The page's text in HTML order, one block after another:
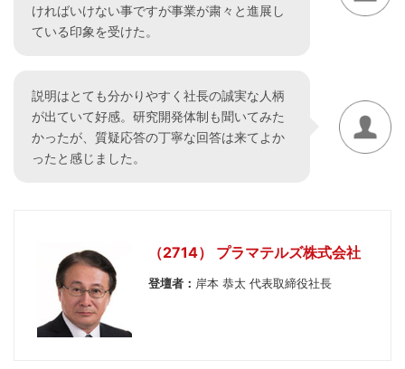
ければいけない事ですが事業が粛々と進展し
ている印象を受けた。
説明はとても分かりやすく社長の誠実な人柄
が出ていて好感。研究開発体制も聞いてみた
かったが、質疑応答の丁寧な回答は来てよか
ったと感じました。
（2714） プラマテルズ株式会社
登壇者： 岸本 恭太 代表取締役社長